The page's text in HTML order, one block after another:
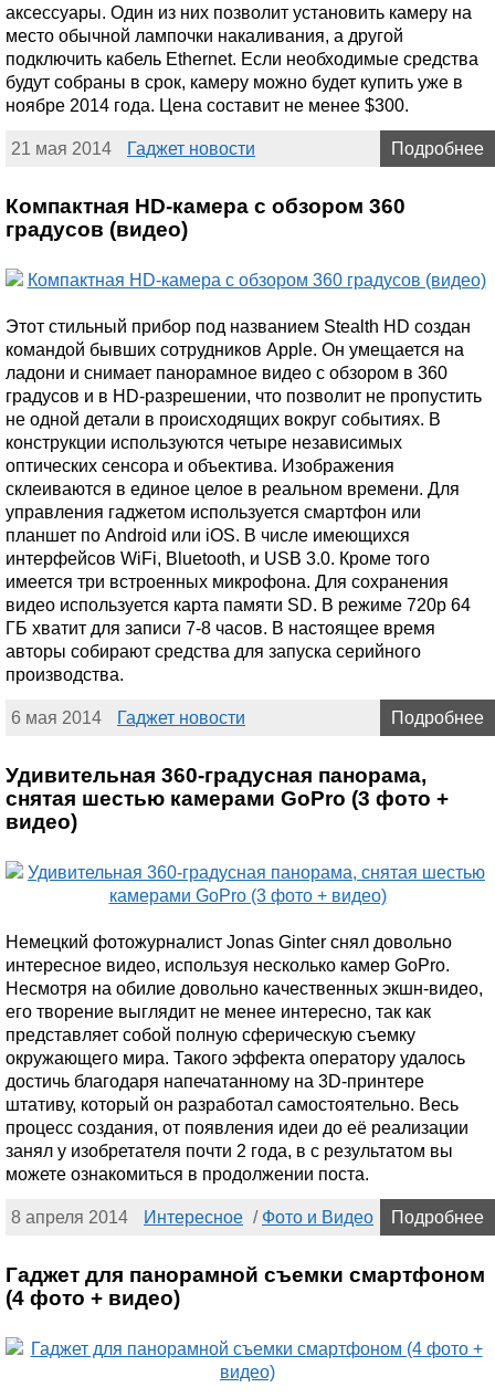
аксессуары. Один из них позволит установить камеру на
место обычной лампочки накаливания, а другой
подключить кабель Ethernet. Если необходимые средства
будут собраны в срок, камеру можно будет купить уже в
ноябре 2014 года. Цена составит не менее $300.
21 мая 2014 Гаджет новости Подробнее
Компактная HD-камера с обзором 360
градусов (видео)
Этот стильный прибор под названием Stealth HD создан
командой бывших сотрудников Apple. Он умещается на
ладони и снимает панорамное видео с обзором в 360
градусов и в HD-разрешении, что позволит не пропустить
не одной детали в происходящих вокруг событиях. В
конструкции используются четыре независимых
оптических сенсора и объектива. Изображения
склеиваются в единое целое в реальном времени. Для
управления гаджетом используется смартфон или
планшет по Android или iOS. В числе имеющихся
интерфейсов WiFi, Bluetooth, и USB 3.0. Кроме того
имеется три встроенных микрофона. Для сохранения
видео используется карта памяти SD. В режиме 720p 64
ГБ хватит для записи 7-8 часов. В настоящее время
авторы собирают средства для запуска серийного
производства.
6 мая 2014 Гаджет новости Подробнее
Удивительная 360-градусная панорама,
снятая шестью камерами GoPro (3 фото +
видео)
Немецкий фотожурналист Jonas Ginter снял довольно
интересное видео, используя несколько камер GoPro.
Несмотря на обилие довольно качественных экшн-видео,
его творение выглядит не менее интересно, так как
представляет собой полную сферическую съемку
окружающего мира. Такого эффекта оператору удалось
достичь благодаря напечатанному на 3D-принтере
штативу, который он разработал самостоятельно. Весь
процесс создания, от появления идеи до её реализации
занял у изобретателя почти 2 года, в с результатом вы
можете ознакомиться в продолжении поста.
8 апреля 2014 Интересное / Фото и Видео Подробнее
Гаджет для панорамной съемки смартфоном
(4 фото + видео)